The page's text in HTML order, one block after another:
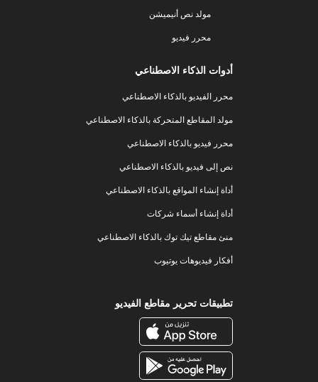
مولد نص أنيميشن
محرر فيديو
أدوات الذكاء الاصطناعي
محرر الفيديو بالذكاء الاصطناعي
مولد المقاطع المتحركة بالذكاء الاصطناعي
محرر فيديو بالذكاء الاصطناعي
نص إلى فيديو بالذكاء الاصطناعي
أداة إنشاء المواقع بالذكاء الاصطناعي
أداة إنشاء أسماء شركات
منئ مقاطع تيك توك بالذكاء الاصطناعي
أفكار فيديوهات يوتيوب
تطبيقات تحرير مقاطع الفيديو